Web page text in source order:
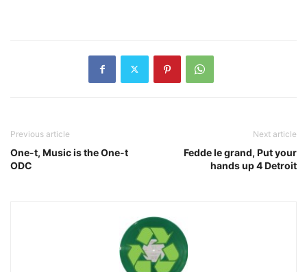
Previous article
One-t, Music is the One-t
ODC
Next article
Fedde le grand, Put your
hands up 4 Detroit